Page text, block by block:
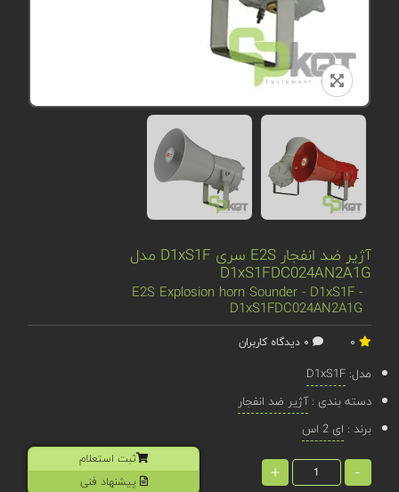
آژیر ضد انفجار E2S سری D1xS1F مدل
D1xS1FDC024AN2A1G
E2S Explosion horn Sounder - D1xS1F -
D1xS1FDC024AN2A1G
مدل:D1xS1F
دسته بندی :آژیر ضد انفجار
برند : ای 2 اس
-
+
ثبت استعلام
پیشنهاد فنی